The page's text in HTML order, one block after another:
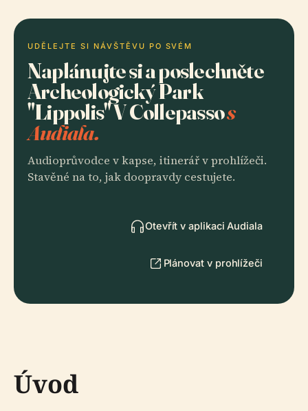
UDĚLEJTE SI NÁVŠTĚVU PO SVÉM
Naplánujte si a poslechněte
Archeologický Park
"Lippolis" V Collepassos
Audiala.
Audioprůvodce v kapse, itinerář v prohlížeči.
Stavěné na to, jak doopravdy cestujete.
Otevřít v aplikaci Audiala
Plánovat v prohlížeči
Úvod